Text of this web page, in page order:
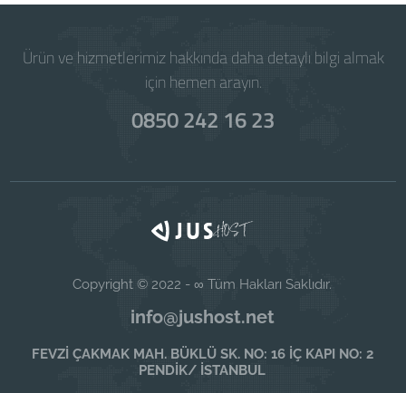
Ürün ve hizmetlerimiz hakkında daha detaylı bilgi almak
için hemen arayın.
0850 242 16 23
Copyright © 2022 - ∞ Tüm Hakları Saklıdır.
info@jushost.net
FEVZİ ÇAKMAK MAH. BÜKLÜ SK. NO: 16 İÇ KAPI NO: 2
PENDİK/ İSTANBUL